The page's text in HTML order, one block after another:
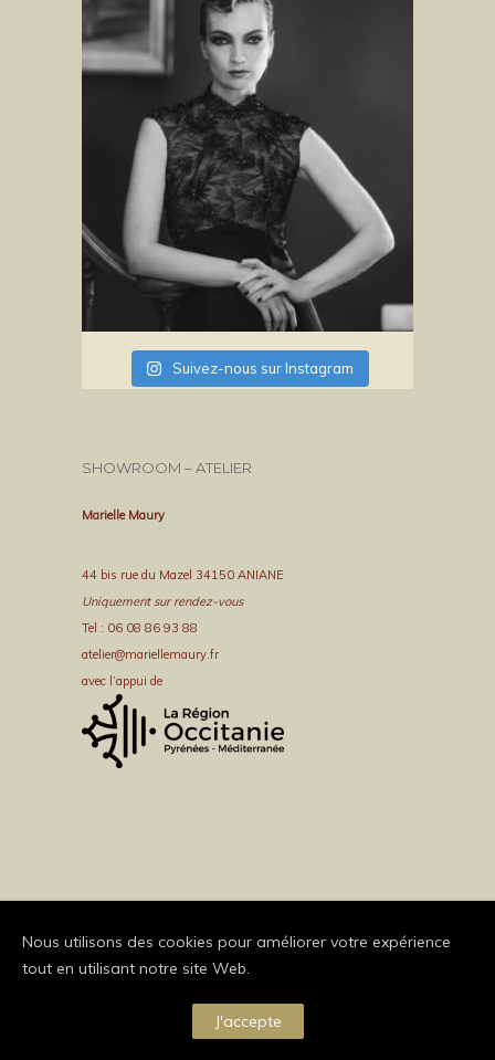
Suivez-nous sur Instagram
SHOWROOM – ATELIER
Marielle Maury
44 bis rue du Mazel 34150 ANIANE
Uniquement sur rendez-vous
Tel : 06 08 86 93 88
atelier@mariellemaury.fr
avec l’appui de
Copyright Brand Exponents 2014. All Rights Reserved
Nous utilisons des cookies pour améliorer votre expérience
tout en utilisant notre site Web.
J'accepte